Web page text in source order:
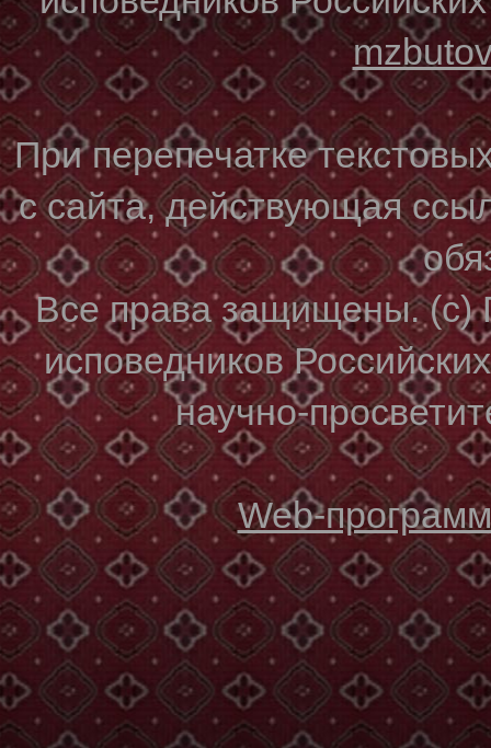
При перепечатке
с сайта, действующая
Все права защищены. (с)
исповедников
научно-
Web-